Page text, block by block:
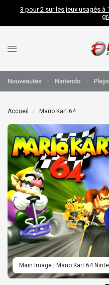
3 pour 2 sur les jeux usagés à
Nouveautés Nintendo
Accueil / Mario Kart 64
Main Image | Mario Kart 64